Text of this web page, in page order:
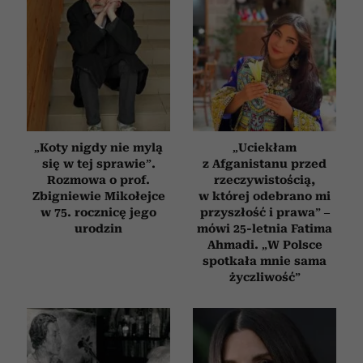
„Koty nigdy nie mylą
się w tej sprawie”.
Rozmowa o prof.
Zbigniewie Mikołejce
w 75. rocznicę jego
urodzin
„Uciekłam
z Afganistanu przed
rzeczywistością,
w której odebrano mi
przyszłość i prawa” –
mówi 25-letnia Fatima
Ahmadi. „W Polsce
spotkała mnie sama
życzliwość”